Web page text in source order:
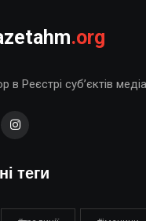
.org
в Реєстрі суб’єктів
теги